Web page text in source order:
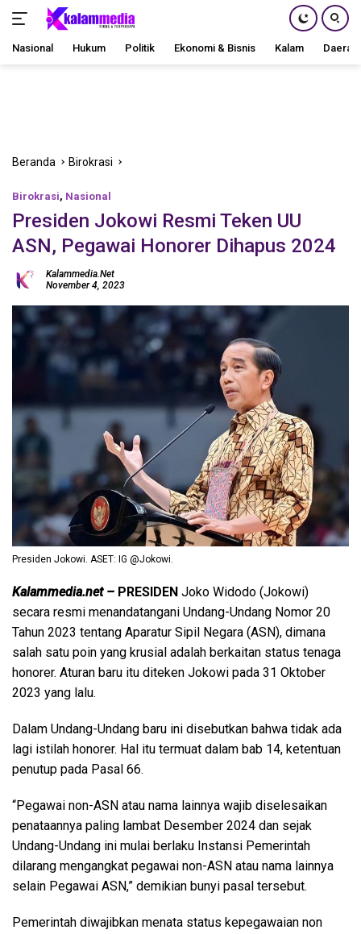
Nasional Hukum Politik Ekonomi & Bisnis Kalam Daerah
Beranda Birokrasi
Birokrasi, Nasional
Presiden Jokowi Resmi Teken UU
ASN, Pegawai Honorer Dihapus 2024
Kalammedia.net
November 4, 2023
Presiden Jokowi. ASET: IG @Jokowi.
Kalammedia.net – PRESIDEN Joko Widodo (Jokowi)
secara resmi menandatangani Undang-Undang Nomor 20
Tahun 2023 tentang Aparatur Sipil Negara (ASN), dimana
salah satu poin yang krusial adalah berkaitan status tenaga
honorer. Aturan baru itu diteken Jokowi pada 31 Oktober
2023 yang lalu.
Dalam Undang-Undang baru ini disebutkan bahwa tidak ada
lagi istilah honorer. Hal itu termuat dalam bab 14, ketentuan
penutup pada Pasal 66.
“Pegawai non-ASN atau nama lainnya wajib diselesaikan
penataannya paling lambat Desember 2024 dan sejak
Undang-Undang ini mulai berlaku Instansi Pemerintah
dilarang mengangkat pegawai non-ASN atau nama lainnya
selain Pegawai ASN,” demikian bunyi pasal tersebut.
Pemerintah diwajibkan menata status kepegawaian non